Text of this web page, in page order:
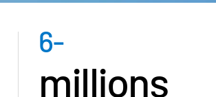
6-
millions